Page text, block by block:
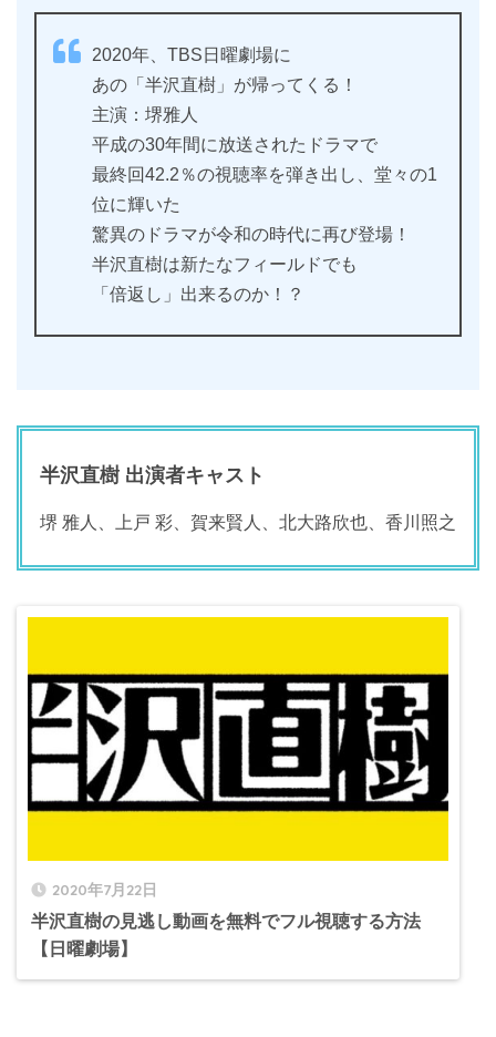
2020年、TBS日曜劇場に
あの「半沢直樹」が帰ってくる！
主演：堺雅人
平成の30年間に放送されたドラマで
最終回42.2％の視聴率を弾き出し、堂々の1
位に輝いた
驚異のドラマが令和の時代に再び登場！
半沢直樹は新たなフィールドでも
「倍返し」出来るのか！？
半沢直樹 出演者キャスト
堺 雅人、上戸 彩、賀来賢人、北大路欣也、香川照之
2020年7月22日
半沢直樹の見逃し動画を無料でフル視聴する方法
【日曜劇場】